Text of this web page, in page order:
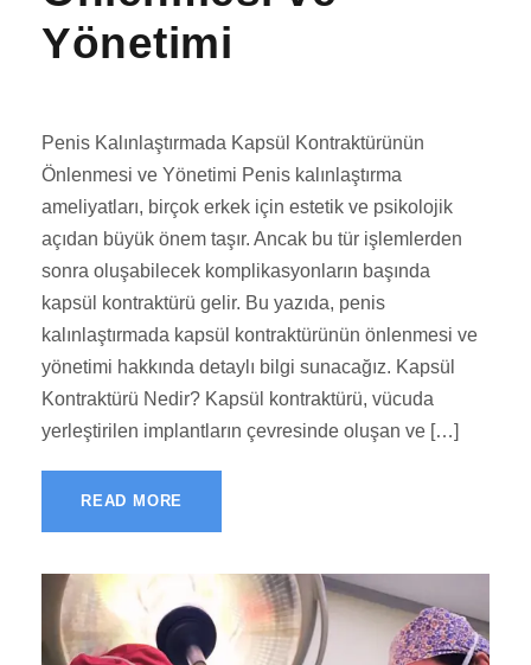
Yönetimi
Penis Kalınlaştırmada Kapsül Kontraktürünün
Önlenmesi ve Yönetimi Penis kalınlaştırma
ameliyatları, birçok erkek için estetik ve psikolojik
açıdan büyük önem taşır. Ancak bu tür işlemlerden
sonra oluşabilecek komplikasyonların başında
kapsül kontraktürü gelir. Bu yazıda, penis
kalınlaştırmada kapsül kontraktürünün önlenmesi ve
yönetimi hakkında detaylı bilgi sunacağız. Kapsül
Kontraktürü Nedir? Kapsül kontraktürü, vücuda
yerleştirilen implantların çevresinde oluşan ve […]
READ MORE